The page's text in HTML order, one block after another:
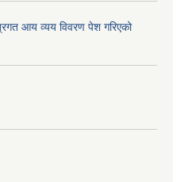
आय व्यय विवरण पेश गरिएको